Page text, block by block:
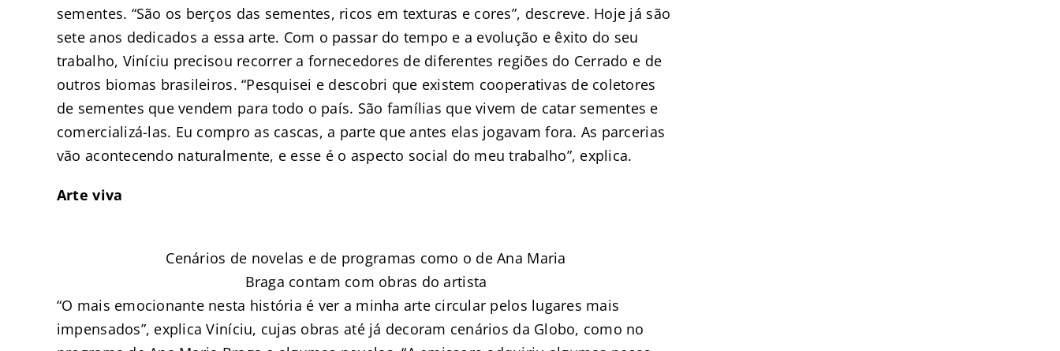
sementes. “São os berços das sementes, ricos em texturas e cores”, descreve. Hoje já são
sete anos dedicados a essa arte. Com o passar do tempo e a evolução e êxito do seu
trabalho, Viníciu precisou recorrer a fornecedores de diferentes regiões do Cerrado e de
outros biomas brasileiros. “Pesquisei e descobri que existem cooperativas de coletores
de sementes que vendem para todo o país. São famílias que vivem de catar sementes e
comercializá-las. Eu compro as cascas, a parte que antes elas jogavam fora. As parcerias
vão acontecendo naturalmente, e esse é o aspecto social do meu trabalho”, explica.
Arte viva
Cenários de novelas e de programas como o de Ana Maria
Braga contam com obras do artista
“O mais emocionante nesta história é ver a minha arte circular pelos lugares mais
impensados”, explica Viníciu, cujas obras até já decoram cenários da Globo, como no